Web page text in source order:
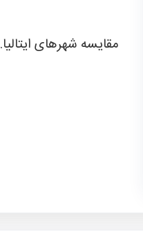
مقایسه شهرهای ایتالیا.